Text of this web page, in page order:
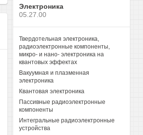
Электроника
05.27.00
Твердотельная электроника,
радиоэлектронные компоненты,
микро- и нано- электроника на
квантовых эффектах
Вакуумная и плазменная
электроника
Квантовая электроника
Пассивные радиоэлектронные
компоненты
Интегральные радиоэлектронные
устройства